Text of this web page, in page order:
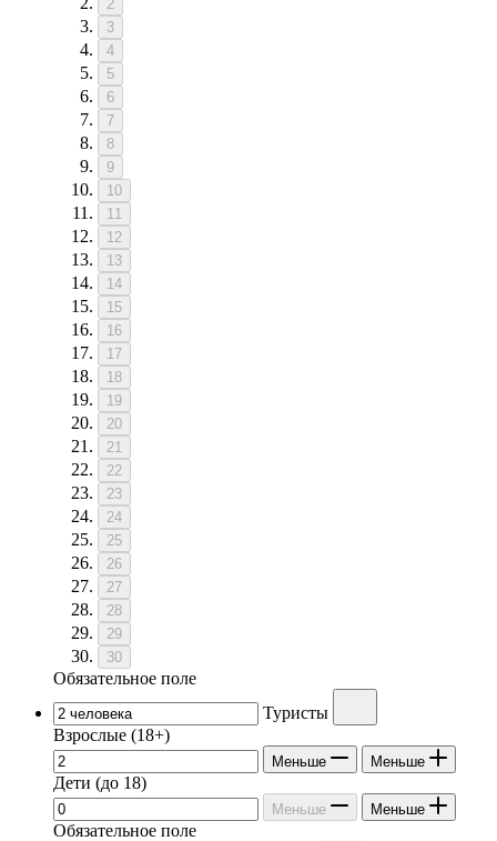
2
3
4
5
6
7
8
9
10
11
12
13
14
15
16
17
18
19
20
21
22
23
24
25
26
27
28
29
30
Обязательное поле
Туристы
Взрослые (18+)
Меньше Меньше
Дети (до 18)
Меньше Меньше
Обязательное поле